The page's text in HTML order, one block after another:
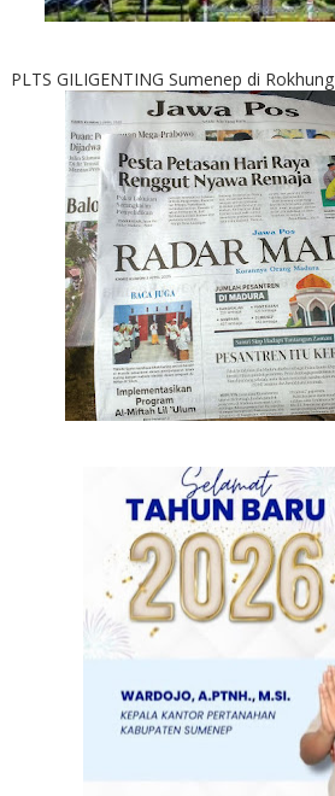
PLTS GILIGENTING Sumenep di Rokhung